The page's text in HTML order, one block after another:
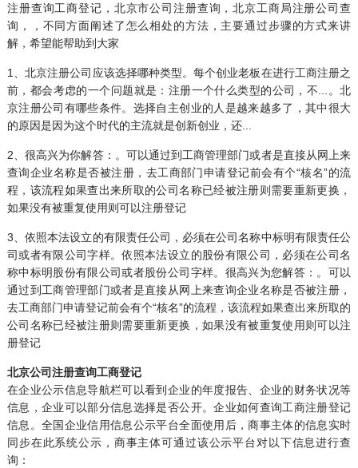
注册查询工商登记，北京市公司注册查询，北京工商局注册公司查
询，，不同方面阐述了怎么相处的方法，主要通过步骤的方式来讲
解，希望能帮助到大家
1、北京注册公司应该选择哪种类型。每个创业老板在进行工商注册之
前，都会考虑的一个问题就是：注册一个什么类型的公司，不...。北
京注册公司有哪些条件。选择自主创业的人是越来越多了，其中很大
的原因是因为这个时代的主流就是创新创业，还...
2、很高兴为你解答：。可以通过到工商管理部门或者是直接从网上来
查询企业名称是否被注册，去工商部门申请登记前会有个“核名”的流
程，该流程如果查出来所取的公司名称已经被注册则需要重新更换，
如果没有被重复使用则可以注册登记
3、依照本法设立的有限责任公司，必须在公司名称中标明有限责任公
司或者有限公司字样。依照本法设立的股份有限公司，必须在公司名
称中标明股份有限公司或者股份公司字样。很高兴为您解答：。可以
通过到工商管理部门或者是直接从网上来查询企业名称是否被注册，
去工商部门申请登记前会有个“核名”的流程，该流程如果查出来所取的
公司名称已经被注册则需要重新更换，如果没有被重复使用则可以注
册登记
北京公司注册查询工商登记
在企业公示信息导航栏可以看到企业的年度报告、企业的财务状况等
信息，企业可以部分信息选择是否公开。企业如何查询工商注册登记
信息。全国企业信用信息公示平台全面使用后，商事主体的信息实时
同步在此系统公示，商事主体可通过该公示平台对以下信息进行查
询：